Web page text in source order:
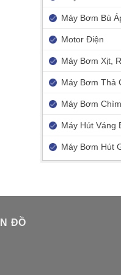
Máy Bơm Bù
Motor Điện
Máy Bơm Xịt,
Máy Bơm Thả
Máy Bơm
Máy Hút Váng
Máy Bơm Hút
ĐỒ